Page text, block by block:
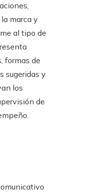
marca y
al tipo de
formas de
sugeridas y
los
de